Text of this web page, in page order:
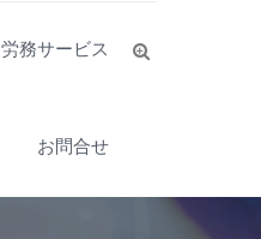
労務サービス
お問合せ